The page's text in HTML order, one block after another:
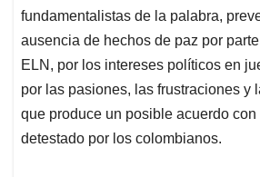
fundamentalistas de la palabra,
ausencia de hechos de paz por
ELN, por los intereses políticos en
por las pasiones, las frustraciones y
que produce un posible acuerdo
detestado por los colombianos.